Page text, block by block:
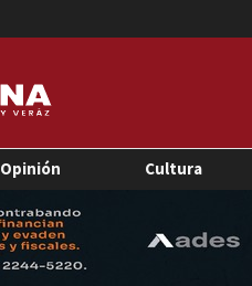
Opinión Cultura